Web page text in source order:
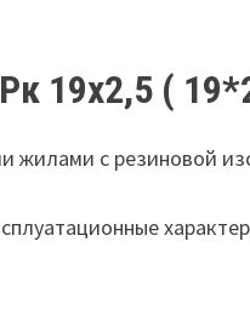
19х2,5 (
жилами с резиновой